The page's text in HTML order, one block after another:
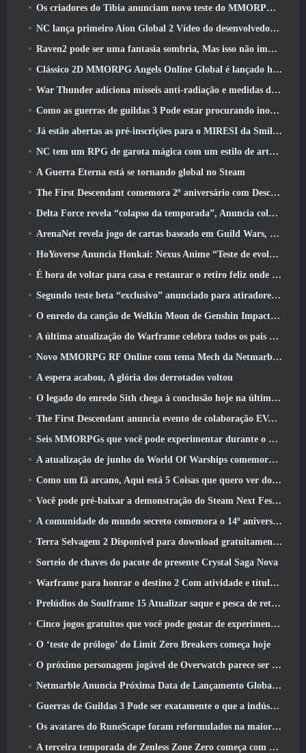
Os criadores do Tibia anunciam novo teste do MMORPG de zumbis da velha escola, Persistir on-line
NC lança primeiro Aion Global 2 Vídeo do desenvolvedor, Compartilhando detalhes sobre o jogo
Raven2 pode ser uma fantasia sombria, Mas isso não impede a diversão do verão
Clássico 2D MMORPG Angels Online Global é lançado hoje
War Thunder adiciona mísseis anti-radiação e medidas de suporte eletrônico na atualização da cavalaria pesada
Como as guerras de guildas 3 Pode estar procurando inovar no espaço MMO
Já estão abertas as pré-inscrições para o MIRESI da Smilegate: Futuro Invisível
NC tem um RPG de garota mágica com um estilo de arte inspirado em anime dos anos 90 em desenvolvimento
A Guerra Eterna está se tornando global no Steam
The First Descendant comemora 2º aniversário com Descendant Fest 2026 Fluxo
Delta Force revela “colapso da temporada”, Anuncia colaboração Rainbow Six Siege
ArenaNet revela jogo de cartas baseado em Guild Wars, Enevoado
HoYoverse Anuncia Honkai: Nexus Anime “Teste de evolução”
É hora de voltar para casa e restaurar o retiro feliz onde os ventos se encontram
Segundo teste beta “exclusivo” anunciado para atiradores de sobrevivência em equipe
O enredo da canção de Welkin Moon de Genshin Impact chega ao fim.. Na lua
A última atualização do Warframe celebra todos os pais do espaço
Novo MMORPG RF Online com tema Mech da Netmarble será lançado globalmente
A espera acabou, A glória dos derrotados voltou
O legado do enredo Sith chega à conclusão hoje na última atualização do SWTOR
The First Descendant anuncia evento de colaboração EVANGELION
Seis MMORPGs que você pode experimentar durante o Steam Next Fest
A atualização de junho do World Of Warships comemora o Dia da Independência dos EUA com uma nova campanha narrativa
Como um fã arcano, Aqui está 5 Coisas que quero ver do MMO Riot
Você pode pré-baixar a demonstração do Steam Next Fest de Embers Of The Uncrowned Tomorrow
A comunidade do mundo secreto comemora o 14º aniversário com um mistério que eles devem resolver juntos
Terra Selvagem 2 Disponível para download gratuitamente (E manter) Por tempo limitado
Sorteio de chaves do pacote de presente Crystal Saga Nova
Warframe para honrar o destino 2 Com atividade e título especiais no jogo
Prelúdios do Soulframe 15 Atualizar saque e pesca de retrabalhos
Cinco jogos gratuitos que você pode gostar de experimentar durante o Bullet Fest
O ‘teste de prólogo’ do Limit Zero Breakers começa hoje
O próximo personagem jogável de Overwatch parece ser um chefe do crime ciborgue sobrecarregado
Netmarble Anuncia Próxima Data de Lançamento Global RF Online
Guerras de Guildas 3 Pode ser exatamente o que a indústria de MMO precisa agora
Os avatares do RuneScape foram reformulados na maior atualização visual do jogo nos últimos dez anos
A terceira temporada de Zenless Zone Zero começa com uma viagem para uma ilha Bangboo no céu, E para a plataforma Steam